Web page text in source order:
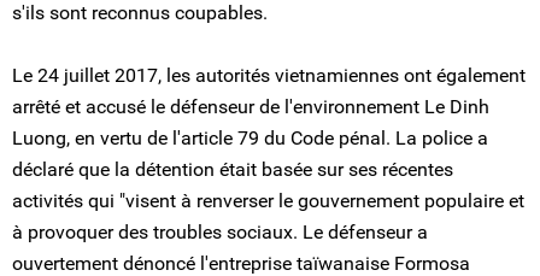
s'ils sont reconnus coupables.
Le 24 juillet 2017, les autorités vietnamiennes ont également
arrêté et accusé le défenseur de l'environnement Le Dinh
Luong, en vertu de l'article 79 du Code pénal. La police a
déclaré que la détention était basée sur ses récentes
activités qui "visent à renverser le gouvernement populaire et
à provoquer des troubles sociaux. Le défenseur a
ouvertement dénoncé l'entreprise taïwanaise Formosa